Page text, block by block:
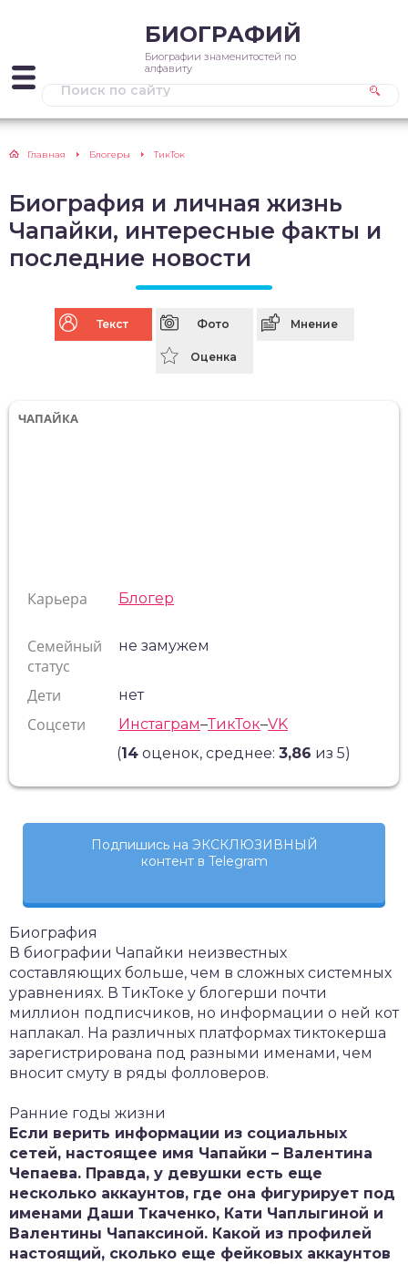
БИОГРАФИЙ
Биографии знаменитостей по
алфавиту
Главная Блогеры ТикТок
Биография и личная жизнь
Чапайки, интересные факты и
последние новости
Текст Фото Мнение
Оценка
ЧАПАЙКА
Карьера Блогер
Семейный
статус
не замужем
Дети нет
Соцсети Инстаграм–ТикТок–VK
(14оценок, среднее: 3,86 из 5)
Подпишись на ЭКСКЛЮЗИВНЫЙ
контент в Telegram
Биография
В биографии Чапайки неизвестных
составляющих больше, чем в сложных системных
уравнениях. В ТикТоке у блогерши почти
миллион подписчиков, но информации о ней кот
наплакал. На различных платформах тиктокерша
зарегистрирована под разными именами, чем
вносит смуту в ряды фолловеров.
Ранние годы жизни
Если верить информации из социальных
сетей, настоящее имя Чапайки – Валентина
Чепаева. Правда, у девушки есть еще
несколько аккаунтов, где она фигурирует под
именами Даши Ткаченко, Кати Чаплыгиной и
Валентины Чапаксиной. Какой из профилей
настоящий, сколько еще фейковых аккаунтов